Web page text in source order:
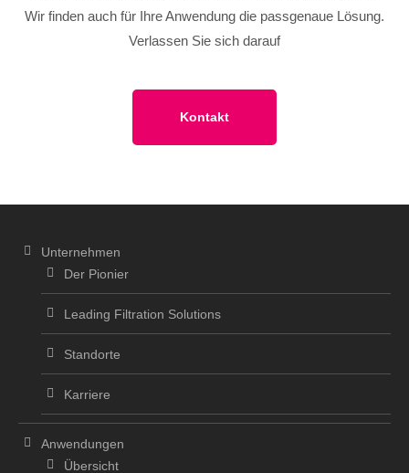
Wir finden auch für Ihre Anwendung die passgenaue Lösung.
Verlassen Sie sich darauf
Kontakt
Unternehmen
Der Pionier
Leading Filtration Solutions
Standorte
Karriere
Anwendungen
Übersicht